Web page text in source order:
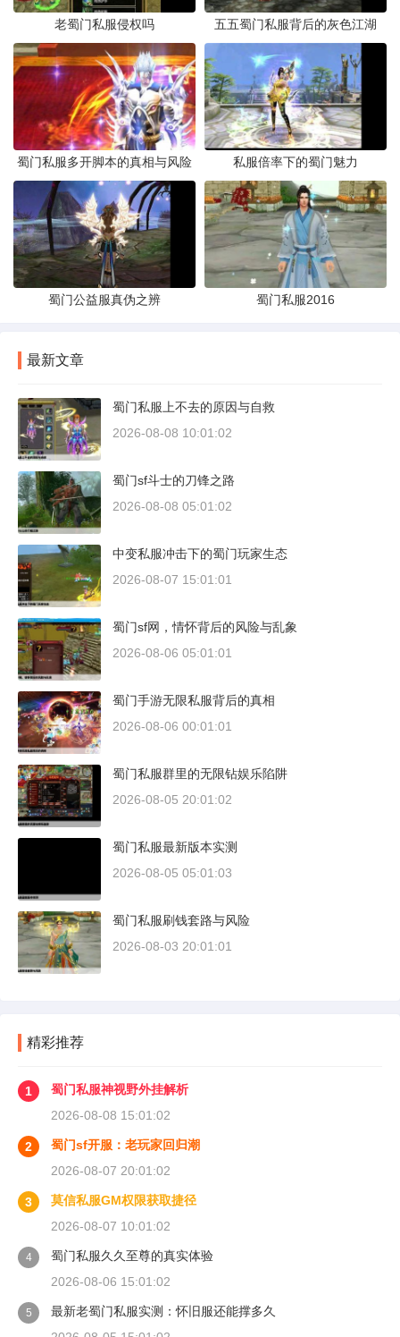
老蜀门私服侵权吗 五五蜀门私服背后的灰色江湖
蜀门私服多开脚本的真相与风险 私服倍率下的蜀门魅力
蜀门公益服真伪之辨 蜀门私服2016
最新文章
蜀门私服上不去的原因与自救
2026-08-08 10:01:02
蜀门sf斗士的刀锋之路
2026-08-08 05:01:02
中变私服冲击下的蜀门玩家生态
2026-08-07 15:01:01
蜀门sf网，情怀背后的风险与乱象
2026-08-06 05:01:01
蜀门手游无限私服背后的真相
2026-08-06 00:01:01
蜀门私服群里的无限钻娱乐陷阱
2026-08-05 20:01:02
蜀门私服最新版本实测
2026-08-05 05:01:03
蜀门私服刷钱套路与风险
2026-08-03 20:01:01
精彩推荐
1
蜀门私服神视野外挂解析
2026-08-08 15:01:02
2
蜀门sf开服：老玩家回归潮
2026-08-07 20:01:02
3
莫信私服GM权限获取捷径
2026-08-07 10:01:02
4
蜀门私服久久至尊的真实体验
2026-08-06 15:01:02
5
最新老蜀门私服实测：怀旧服还能撑多久